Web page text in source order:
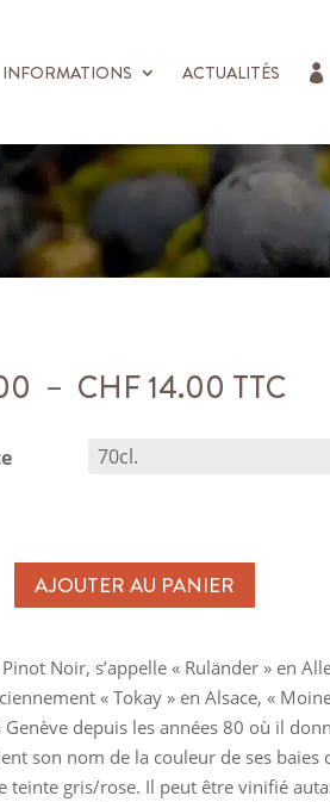
INFORMATIONS ACTUALITÉS 
– CHF14.00 Plage
TTC
AJOUTER AU PANIER
Noir, s’appelle « Ruländer » en
« Tokay » en Alsace, «
Genève depuis les années 80 où il
son nom de la couleur de ses baies
teinte gris/rose. Il peut être vinifié